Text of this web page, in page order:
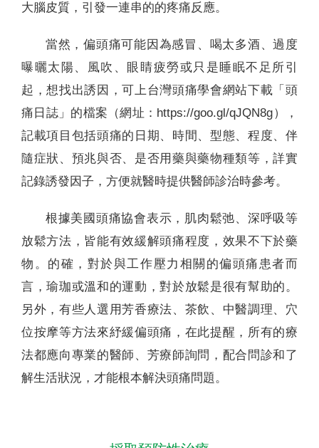
大腦皮質，引發一連串的的疼痛反應。
當然，偏頭痛可能因為感冒、喝太多酒、過度
曝曬太陽、風吹、眼睛疲勞或只是睡眠不足所引
起，想找出誘因，可上台灣頭痛學會網站下載「頭
痛日誌」的檔案（網址：https://goo.gl/qJQN8g），
記載項目包括頭痛的日期、時間、型態、程度、伴
隨症狀、預兆與否、是否用藥與藥物種類等，詳實
記錄誘發因子，方便就醫時提供醫師診治時參考。
根據美國頭痛協會表示，肌肉鬆弛、深呼吸等
放鬆方法，皆能有效緩解頭痛程度，效果不下於藥
物。的確，對於與工作壓力相關的偏頭痛患者而
言，瑜珈或溫和的運動，對於放鬆是很有幫助的。
另外，有些人選用芳香療法、茶飲、中醫調理、穴
位按摩等方法來紓緩偏頭痛，在此提醒，所有的療
法都應向專業的醫師、芳療師詢問，配合問診和了
解生活狀況，才能根本解決頭痛問題。